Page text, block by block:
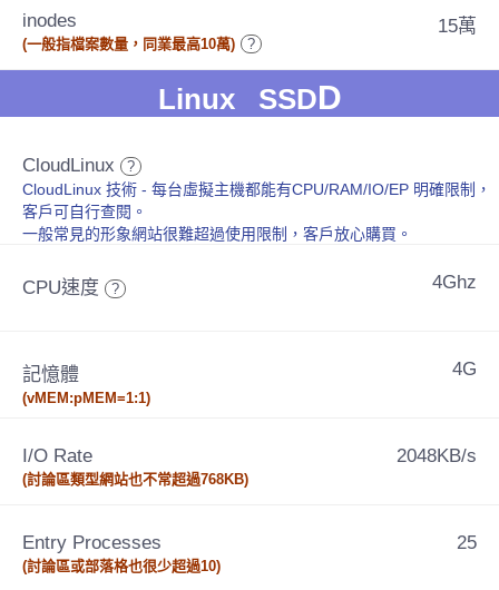
inodes
(一般指檔案數量，同業最高10萬) ?
15萬
Linux SSDD
CloudLinux ?
CloudLinux 技術 - 每台虛擬主機都能有CPU/RAM/IO/EP 明確限制，
客戶可自行查閱。
一般常見的形象網站很難超過使用限制，客戶放心購買。
CPU速度 ? 4Ghz
記憶體
(vMEM:pMEM=1:1)
4G
I/O Rate
(討論區類型網站也不常超過768KB)
2048KB/s
Entry Processes
(討論區或部落格也很少超過10)
25